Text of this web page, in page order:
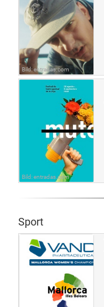
Bild: entradas.com
Bild: entradas.com
Sport